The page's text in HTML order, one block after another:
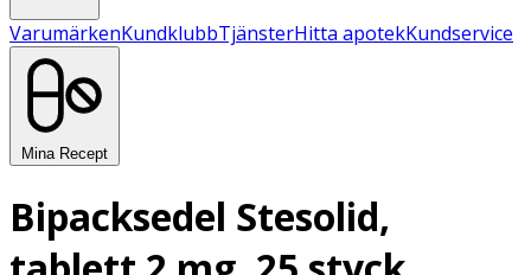
VarumärkenKundklubbTjänsterHitta apotekKundservice
Mina Recept
Bipacksedel Stesolid,